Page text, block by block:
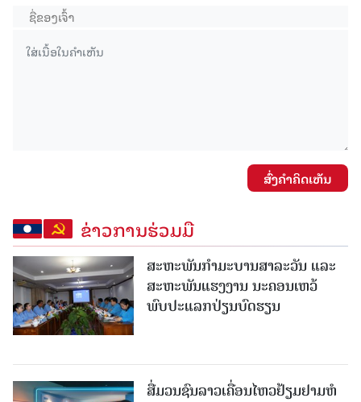
ສົ່ງຄໍາຄິດເຫັນ
ຂ່າວການຮ່ວມມື
ສະຫະພັນກໍາມະບານສາລະວັນ ແລະ
ສະຫະພັນແຮງງານ ນະຄອນເຫວ້
ພົບປະແລກປ່ຽນບົດຮຽນ
ສື່ມວນຊົນລາວເຄື່ອນໄຫວຢ້ຽມຢາມຫໍ